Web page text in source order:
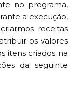
no programa,
a execução,
receitas
os valores
itens criados na
da seguinte